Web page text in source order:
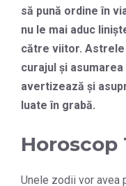
să pună ordine în
nu le mai aduc
către viitor.
curajul și
avertizează și
luate în grabă.
Horoscop
Unele zodii vor avea